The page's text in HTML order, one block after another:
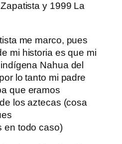
y 1999 La
me marco, pues
mi historia es que mi
Nahua del
lo tanto mi padre
que eramos
los aztecas (cosa
en todo caso)